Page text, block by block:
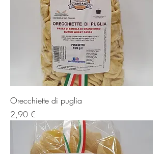
Orecchiette di puglia
Prezzo
2,90 €